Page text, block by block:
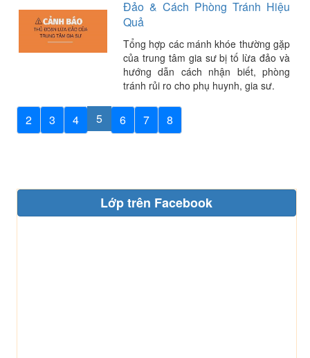
Đảo & Cách Phòng Tránh Hiệu
Quả
Tổng hợp các mánh khóe thường gặp
của trung tâm gia sư bị tố lừa đảo và
hướng dẫn cách nhận biết, phòng
tránh rủi ro cho phụ huynh, gia sư.
2 3 4 5 6 7 8
Lớp trên Facebook